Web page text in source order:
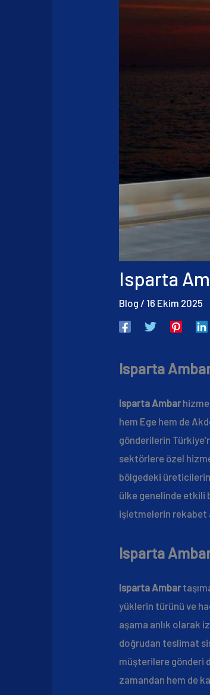
Isparta
Blog /16 Ekim 2025
Isparta Ambar
Isparta Ambar
hem Ege hem de
gönderilerin
sektörlere özel
bölgedeki üreticilerin
ülke genelinde etkili
işletmelerin rekabet
Isparta
Isparta Ambar
yüklerin türünü ve
aşama anlık olarak
doğrudan teslimat
müşterilere gönderi
zamandan hem de